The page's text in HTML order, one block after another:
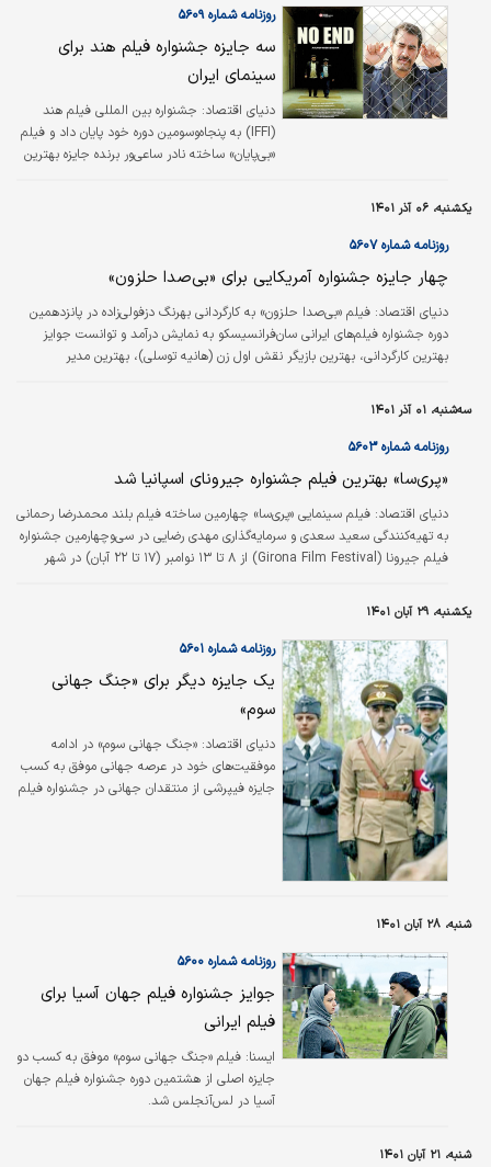
اما دوباره صحبت از بازگشت این جشنواره به
اصفهان و پتانسیل‌های این شهر برای برگزاری
جشنواره است.علیرضا رضا داد در نشست
هم‌اندیشی دبیر سی‌وپنج مین جشنواره بین‌المللی
فیلم‌های کودکان و نوجوانان با دبیران ادوار…
روزنامه شماره ۵۶۰۹
سه جایزه جشنواره فیلم هند برای
سینمای ایران
دنیای اقتصاد: جشنواره بین المللی فیلم هند
(IFFI) به پنجاه‌و‌سومین دوره خود پایان داد و فیلم
«بی‌پایان» ساخته نادر ساعی‌ور برنده جایزه بهترین
جشنواره فیلم هند شد.
یکشنبه، ۰۶ آذر ۱۴۰۱
روزنامه شماره ۵۶۰۷
چهار جایزه جشنواره آمریکایی برای «بی‌صدا حلزون»
دنیای اقتصاد: فیلم «بی‌صدا حلزون» به کارگردانی بهرنگ دزفولی‌زاده در پانزدهمین
دوره جشنواره فیلم‌های ایرانی سان‌فرانسیسکو به نمایش درآمد و توانست جوایز
بهترین کارگردانی، بهترین بازیگر نقش اول زن (هانیه توسلی)، بهترین مدیر
(۲۶ و ۲۷ شهریور) در آمریکا برگزار شد. سازندگان به دلیل شرایط اخیر کشور،
اطلاع‌رسانی درباره این رویداد را به تعویق انداخته بودند.
سه‌شنبه، ۰۱ آذر ۱۴۰۱
روزنامه شماره ۵۶۰۳
«پری‌سا» بهترین فیلم جشنواره جیرونای اسپانیا شد
دنیای اقتصاد: فیلم سینمایی «پری‌سا» چهارمین ساخته فیلم بلند محمدرضا رحمانی
به تهیه‌کنندگی سعید سعدی و سرمایه‌گذاری مهدی رضایی در سی‌و‌چهارمین جشنواره
فیلم جیرونا (Girona Film Festival) از ٨ تا ١٣ نوامبر (١٧ تا ٢٢ آبان) در شهر
همچنین جایزه ویژه هیات داوران جشنواره نیز به عباس غزالی برای نقش‌آفرینی در
این فیلم اهدا شد. در خلاصه فیلم سینمایی «پری‌سا» آمده است: پری‌سا دختر جوان
و زیبایی است که به دلیل ظاهر جذابش به عنوان مدل برای معرفی…
یکشنبه، ۲۹ آبان ۱۴۰۱
روزنامه شماره ۵۶۰۱
یک جایزه دیگر برای «جنگ جهانی
سوم»
دنیای اقتصاد: «جنگ جهانی سوم» در ادامه
موفقیت‌های خود در عرصه جهانی موفق به کسب
جایزه فیپرشی از منتقدان جهانی در جشنواره فیلم
داد. عجیب‌تر اینکه این فستیوال برای بازی مهدی
بجستانی در نقش یک قاتل سریالی در این فیلم…
شنبه، ۲۸ آبان ۱۴۰۱
روزنامه شماره ۵۶۰۰
جوایز جشنواره فیلم جهان آسیا برای
فیلم ایرانی
ایسنا: فیلم «جنگ جهانی سوم» موفق به کسب دو
جایزه اصلی از هشتمین دوره جشنواره فیلم جهان
آسیا در لس‌آنجلس شد.
شنبه، ۲۱ آبان ۱۴۰۱